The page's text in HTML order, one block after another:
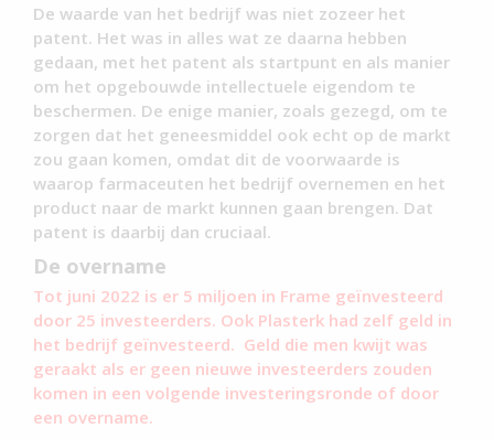
De waarde van het bedrijf was niet zozeer het
patent. Het was in alles wat ze daarna hebben
gedaan, met het patent als startpunt en als manier
om het opgebouwde intellectuele eigendom te
beschermen. De enige manier, zoals gezegd, om te
zorgen dat het geneesmiddel ook echt op de markt
zou gaan komen, omdat dit de voorwaarde is
waarop farmaceuten het bedrijf overnemen en het
product naar de markt kunnen gaan brengen. Dat
patent is daarbij dan cruciaal.
De overname
Tot juni 2022 is er 5 miljoen in Frame geïnvesteerd
door 25 investeerders. Ook Plasterk had zelf geld in
het bedrijf geïnvesteerd. Geld die men kwijt was
geraakt als er geen nieuwe investeerders zouden
komen in een volgende investeringsronde of door
een overname.